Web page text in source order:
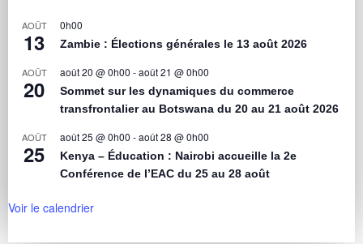
AOÛT
13
0h00
Zambie : Élections générales le 13 août 2026
AOÛT
20
août 20 @ 0h00 -août 21 @ 0h00
Sommet sur les dynamiques du commerce
transfrontalier au Botswana du 20 au 21 août 2026
AOÛT
25
août 25 @ 0h00 -août 28 @ 0h00
Kenya – Éducation : Nairobi accueille la 2e
Conférence de l’EAC du 25 au 28 août
Voir le calendrier